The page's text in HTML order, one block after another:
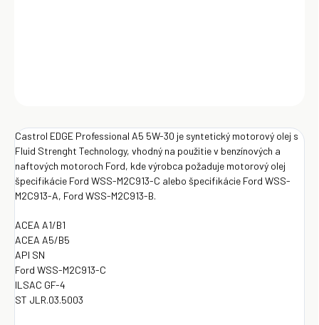
Castrol EDGE Professional A5 5W-30 je syntetický motorový olej s
Fluid Strenght Technology, vhodný na použitie v benzínových a
naftových motoroch Ford, kde výrobca požaduje motorový olej
špecifikácie Ford WSS-M2C913-C alebo špecifikácie Ford WSS-
M2C913-A, Ford WSS-M2C913-B.
ACEA A1/B1
ACEA A5/B5
API SN
Ford WSS-M2C913-C
ILSAC GF-4
ST JLR.03.5003